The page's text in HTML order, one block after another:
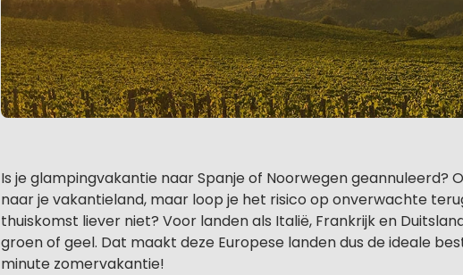
Is je glampingvakantie naar Spanje of Noorwegen geannuleerd?
naar je vakantieland, maar loop je het risico op onverwachte
thuiskomst liever niet? Voor landen als Italië, Frankrijk en
groen of geel. Dat maakt deze Europese landen dus de ideale
minute zomervakantie!